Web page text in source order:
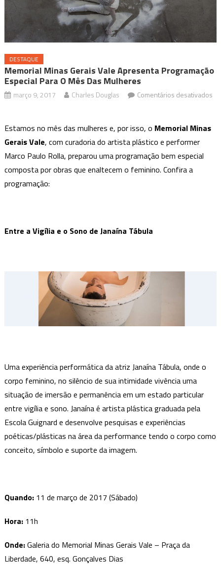
DESTAQUE
Memorial Minas Gerais Vale Apresenta Programação
Especial Para O Mês Das Mulheres
março 9, 2017 Charles Douglas
Comentários desativados
Minas
Gerais
Vale
apresenta
programação
mês
Estamos no mês das mulheres e, por isso, o Memorial Minas
Gerais Vale, com curadoria do artista plástico e performer
Marco Paulo Rolla, preparou uma programação bem especial
composta por obras que enaltecem o feminino. Confira a
programação:
Entre a Vigília e o Sono de Janaína Tábula
Uma experiência performática da atriz Janaína Tábula, onde o
corpo feminino, no silêncio de sua intimidade vivência uma
situação de imersão e permanência em um estado particular
entre vigília e sono. Janaína é artista plástica graduada pela
Escola Guignard e desenvolve pesquisas e experiências
poéticas/plásticas na área da performance tendo o corpo como
conceito, símbolo e suporte da imagem.
Quando:11 de março de 2017 (Sábado)
Hora:11h
Onde:Galeria do Memorial Minas Gerais Vale – Praça da
Liberdade, 640, esq. Gonçalves Dias